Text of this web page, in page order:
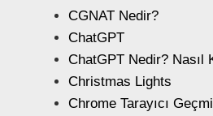
CGNAT Nedir?
ChatGPT
ChatGPT Nedir? Nasıl
Christmas Lights
Chrome Tarayıcı